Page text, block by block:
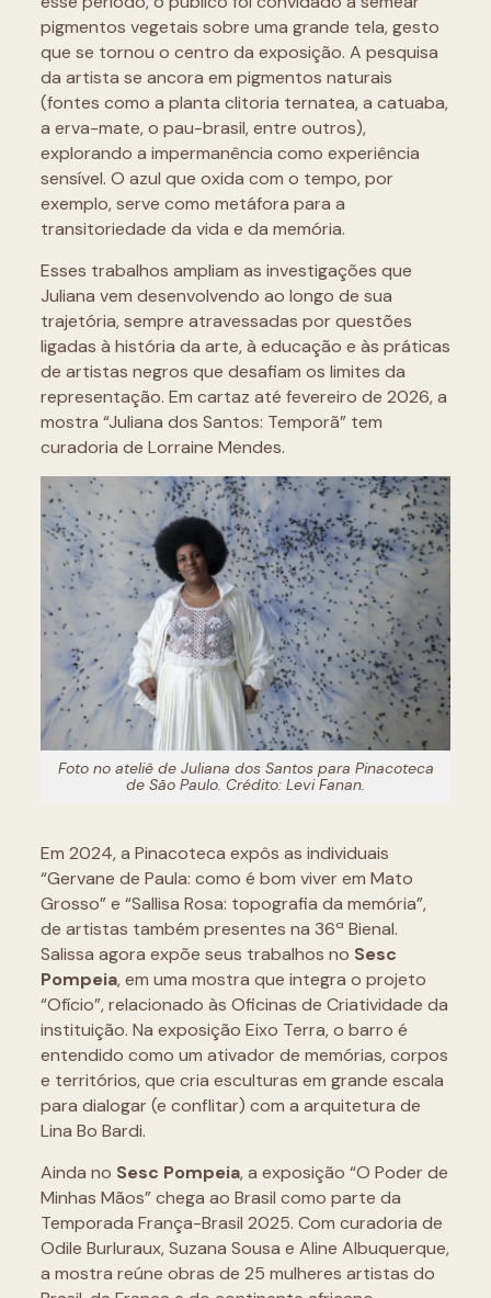
pigmentos vegetais sobre uma grande tela, gesto
que se tornou o centro da exposição. A pesquisa
da artista se ancora em pigmentos naturais
(fontes como a planta clitoria ternatea, a catuaba,
a erva-mate, o pau-brasil, entre outros),
explorando a impermanência como experiência
sensível. O azul que oxida com o tempo, por
exemplo, serve como metáfora para a
transitoriedade da vida e da memória.
Esses trabalhos ampliam as investigações que
Juliana vem desenvolvendo ao longo de sua
trajetória, sempre atravessadas por questões
ligadas à história da arte, à educação e às práticas
de artistas negros que desafiam os limites da
representação. Em cartaz até fevereiro de 2026, a
mostra “Juliana dos Santos: Temporã” tem
curadoria de Lorraine Mendes.
Foto no ateliê de Juliana dos Santos para Pinacoteca
de São Paulo. Crédito: Levi Fanan.
Em 2024, a Pinacoteca expôs as individuais
“Gervane de Paula: como é bom viver em Mato
Grosso” e “Sallisa Rosa: topografia da memória”,
de artistas também presentes na 36ª Bienal.
Salissa agora expõe seus trabalhos no Sesc
Pompeia, em uma mostra que integra o projeto
“Ofício”, relacionado às Oficinas de Criatividade da
instituição. Na exposição Eixo Terra, o barro é
entendido como um ativador de memórias, corpos
e territórios, que cria esculturas em grande escala
para dialogar (e conflitar) com a arquitetura de
Lina Bo Bardi.
Ainda no Sesc Pompeia, a exposição “O Poder de
Minhas Mãos” chega ao Brasil como parte da
Temporada França-Brasil 2025. Com curadoria de
Odile Burluraux, Suzana Sousa e Aline Albuquerque,
a mostra reúne obras de 25 mulheres artistas do